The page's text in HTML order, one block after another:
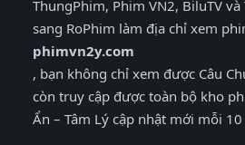
ThungPhim, Phim VN2, BiluTV và
sang RoPhim làm địa chỉ xem
phimvn2y.com
, bạn không chỉ xem được Câu
còn truy cập được toàn bộ kho
Ẩn – Tâm Lý cập nhật mới mỗi